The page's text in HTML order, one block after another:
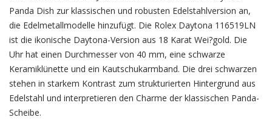
Panda Dish zur klassischen und robusten Edelstahlversion an,
die Edelmetallmodelle hinzufügt. Die Rolex Daytona 116519LN
ist die ikonische Daytona-Version aus 18 Karat Wei?gold. Die
Uhr hat einen Durchmesser von 40 mm, eine schwarze
Keramiklünette und ein Kautschukarmband. Die drei schwarzen
stehen in starkem Kontrast zum strukturierten Hintergrund aus
Edelstahl und interpretieren den Charme der klassischen Panda-
Scheibe.